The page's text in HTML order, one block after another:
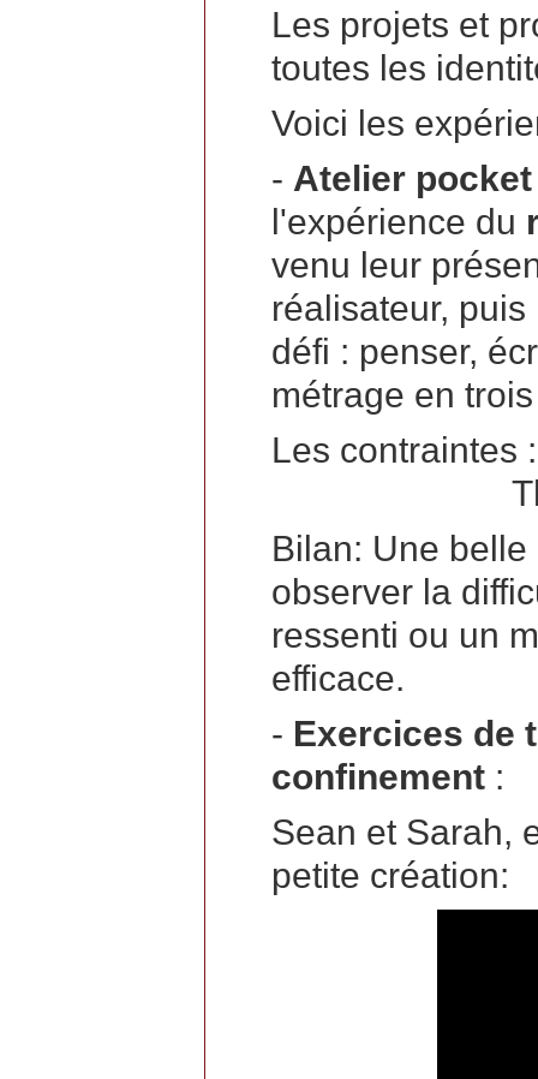
Les projets et
toutes les
Voici les
- Atelier
l'expérience du
venu leur
réalisateur,
défi : penser,
métrage en
Les contraintes
Bilan: Une
observer la
ressenti ou un
efficace.
- Exercices de
confinement:
Sean et Sarah,
petite création: